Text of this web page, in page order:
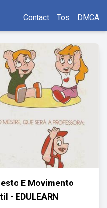
Contact Tos DMCA
E Movimento
- EDULEARN